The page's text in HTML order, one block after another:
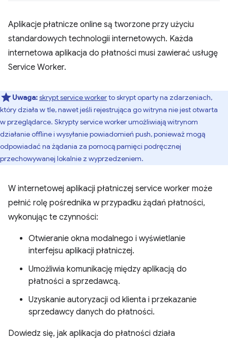
Aplikacje płatnicze online są tworzone przy użyciu
standardowych technologii internetowych. Każda
internetowa aplikacja do płatności musi zawierać usługę
Service Worker.
Uwaga:skrypt service workerto skrypt oparty na zdarzeniach,
który działa w tle, nawet jeśli rejestrująca go witryna nie jest otwarta
w przeglądarce. Skrypty service worker umożliwiają witrynom
działanie offline i wysyłanie powiadomień push, ponieważ mogą
odpowiadać na żądania za pomocą pamięci podręcznej
przechowywanej lokalnie z wyprzedzeniem.
W internetowej aplikacji płatniczej service worker może
pełnić rolę pośrednika w przypadku żądań płatności,
wykonując te czynności:
Otwieranie okna modalnego i wyświetlanie
interfejsu aplikacji płatniczej.
Umożliwia komunikację między aplikacją do
płatności a sprzedawcą.
Uzyskanie autoryzacji od klienta i przekazanie
sprzedawcy danych do płatności.
Dowiedz się, jak aplikacja do płatności działa